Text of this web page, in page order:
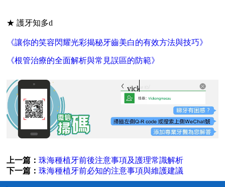
★ 護牙知多d
《讓你的笑容閃耀光彩揭秘牙齒美白的有效方法與技巧》
《根管治療的全面解析與常見誤區的防範》
vickongmacau
上一篇：珠海種植牙前後注意事項及護理常識解析
下一篇：珠海種植牙前必知的注意事項與維護建議